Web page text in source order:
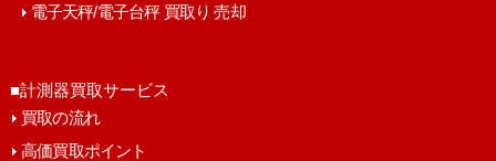
電子天秤/電子台秤 買取り 売却
■計測器買取サービス
買取の流れ
高価買取ポイント